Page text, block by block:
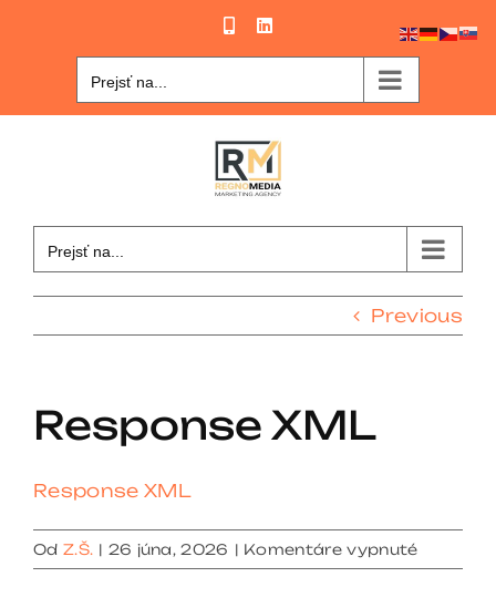
PhoneLinkedIn
Prejsť na...
Prejsť na...
Previous
Response XML
Response XML
Od Z.Š. | 26 júna, 2026 | Komentáre vypnuténa